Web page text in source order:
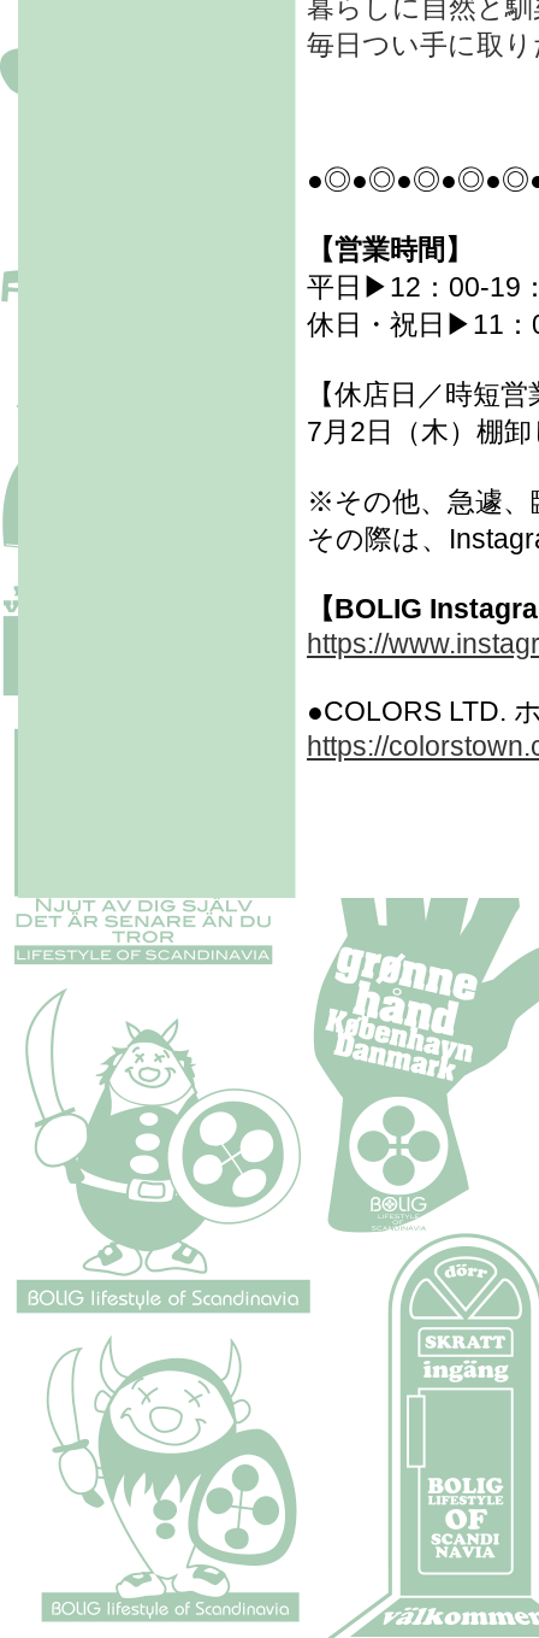
暮らしに自然と
毎日つい手に取
【営業時間】
平日▶12：00-19
休日・祝日▶11：
【休店日／時短営
7月2日（木）棚
※その他、急遽、
その際は、
【BOLIG
https://
●COLORS LTD.
https://